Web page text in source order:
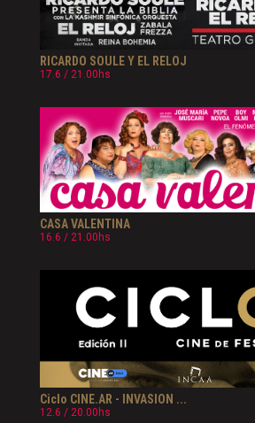
RICARDO SOULE Y EL RELOJ
17.6 / 21.00hs
CASA VALENTINA
16.6 / 21.00hs
Ciclo CINE.AR - INVASION ...
12.6 / 20.00hs